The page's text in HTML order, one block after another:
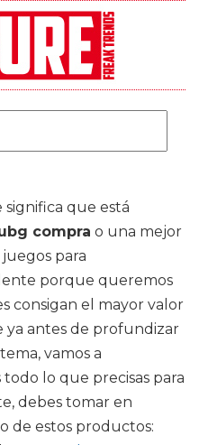
que está
compra o una mejor
para
porque queremos
consigan el mayor valor
ya antes de profundizar
vamos a
lo que precisas para
debes tomar en
de estos productos: